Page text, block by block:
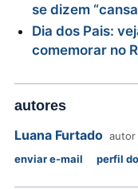
se dizem
Dia dos Pais:
comemorar no
autores
Luana Furtado autor
enviar e-mail
perfil